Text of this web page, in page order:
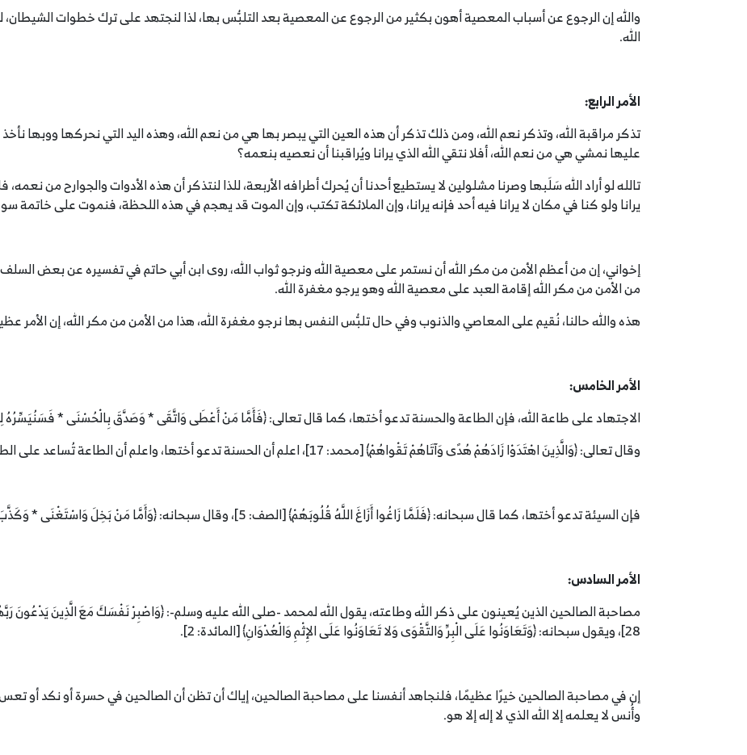
والله إن الرجوع عن أسباب المعصية أهون بكثير من الرجوع عن المعصية بعد التلبُّس بها، لذا لنجتهد على ترك خطوات
الله.
الأمر الرابع:
تذكر مراقبة الله، وتذكر نعم الله، ومن ذلك تذكر أن هذه العين التي يبصر بها هي من نعم الله، وهذه اليد التي نحركها ووبها
عليها نمشي هي من نعم الله، أفلا نتقي الله الذي يرانا ويُراقبنا أن نعصيه بنعمه؟
تالله لو أراد الله سَلَبها وصرنا مشلولين لا يستطيع أحدنا أن يُحرك أطرافه الأربعة، للذا لنتذكر أن هذه الأدوات والجوارح من نعمه،
يرانا ولو كنا في مكان لا يرانا فيه أحد فإنه يرانا، وإن الملائكة تكتب، وإن الموت قد يهجم في هذه اللحظة، فنموت على خاتمة
إخواني، إن من أعظم الأمن من مكر الله أن نستمر على معصية الله ونرجو ثواب الله، روى ابن أبي حاتم في تفسيره عن بعض
من الأمن من مكر الله إقامة العبد على معصية الله وهو يرجو مغفرة الله.
هذه والله حالنا، نُقيم على المعاصي والذنوب وفي حال تلبُّس النفس بها نرجو مغفرة الله، هذا من الأمن من مكر الله، إن الأمر
الأمر الخامس:
الاجتهاد على طاعة الله، فإن الطاعة والحسنة تدعو أختها، كما قال تعالى: ﴿فَأَمَّا مَنْ أَعْطَى وَاتَّقَى * وَصَدَّقَ بِالْحُسْنَى * فَسَنُيَسِّرُهُ
وقال تعالى: ﴿وَالَّذِينَ اهْتَدَوْا زَادَهُمْ هُدًى وَآتَاهُمْ تَقْواهُمْ﴾ [محمد: 17]، اعلم أن الحسنة تدعو أختها، واعلم أن الطاعة تُساعد على الطاعة الأخرى، والعكس بالعكس.
فإن السيئة تدعو أختها، كما قال سبحانه: ﴿فَلَمَّا زَاغُوا أَزَاغَ اللَّهُ قُلُوبَهُمْ﴾ [الصف: 5]، وقال سبحانه: ﴿وَأَمَّا مَنْ بَخِلَ وَاسْتَغْنَى * وَكَذَّبَ بِالْحُسْنَى * فَسَنُيَسِّرُهُ لِلْعُسْرَى﴾ [الليل: 8-10].
الأمر السادس:
مصاحبة الصالحين الذين يُعينون على ذكر الله وطاعته، يقول الله لمحمد -صلى الله عليه وسلم-: ﴿وَاصْبِرْ نَفْسَكَ مَعَ الَّذِينَ يَدْعُونَ
28]، ويقول سبحانه: ﴿وَتَعَاوَنُوا عَلَى الْبِرِّ وَالتَّقْوَى وَلا تَعَاوَنُوا عَلَى الإِثْمِ وَالْعُدْوَانِ﴾ [المائدة: 2].
إن في مصاحبة الصالحين خيرًا عظيمًا، فلنجاهد أنفسنا على مصاحبة الصالحين، إياك أن تظن أن الصالحين في حسرة أو نكد أو
وأُنس لا يعلمه إلا الله الذي لا إله إلا هو.